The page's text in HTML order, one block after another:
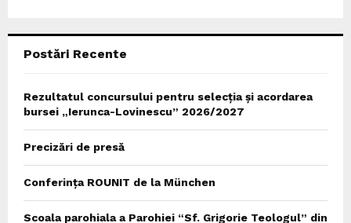
Postări Recente
Rezultatul concursului pentru selecția și acordarea
bursei „Ierunca-Lovinescu” 2026/2027
Precizări de presă
Conferința ROUNIT de la München
Scoala parohiala a Parohiei “Sf. Grigorie Teologul” din